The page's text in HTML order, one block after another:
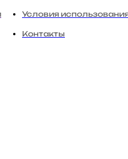
Условия
Контакты